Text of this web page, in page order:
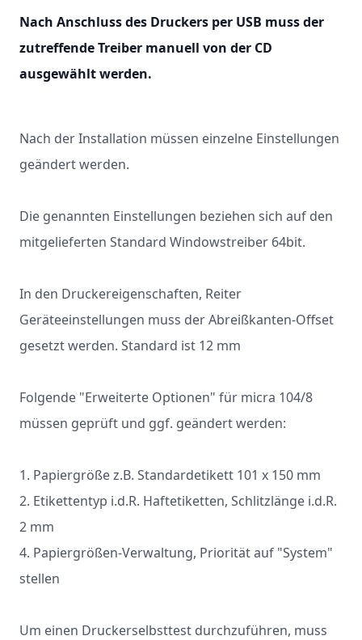
Nach Anschluss des Druckers per USB muss der
zutreffende Treiber manuell von der CD
ausgewählt werden.
Nach der Installation müssen einzelne Einstellungen
geändert werden.
Die genannten Einstellungen beziehen sich auf den
mitgelieferten Standard Windowstreiber 64bit.
In den Druckereigenschaften, Reiter
Geräteeinstellungen muss der Abreißkanten-Offset
gesetzt werden. Standard ist 12 mm
Folgende "Erweiterte Optionen" für micra 104/8
müssen geprüft und ggf. geändert werden:
1. Papiergröße z.B. Standardetikett 101 x 150 mm
2. Etikettentyp i.d.R. Haftetiketten, Schlitzlänge i.d.R.
2 mm
4. Papiergrößen-Verwaltung, Priorität auf "System"
stellen
Um einen Druckerselbsttest durchzuführen, muss